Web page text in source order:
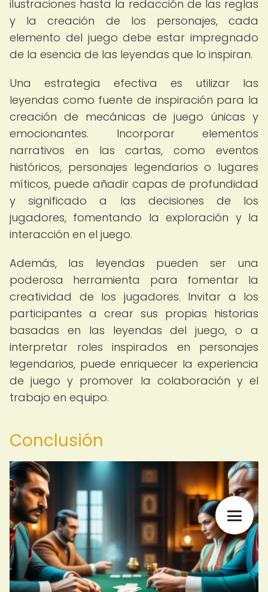
ilustraciones hasta la redacción de las reglas
y la creación de los personajes, cada
elemento del juego debe estar impregnado
de la esencia de las leyendas que lo inspiran.
Una estrategia efectiva es utilizar las
leyendas como fuente de inspiración para la
creación de mecánicas de juego únicas y
emocionantes. Incorporar elementos
narrativos en las cartas, como eventos
históricos, personajes legendarios o lugares
míticos, puede añadir capas de profundidad
y significado a las decisiones de los
jugadores, fomentando la exploración y la
interacción en el juego.
Además, las leyendas pueden ser una
poderosa herramienta para fomentar la
creatividad de los jugadores. Invitar a los
participantes a crear sus propias historias
basadas en las leyendas del juego, o a
interpretar roles inspirados en personajes
legendarios, puede enriquecer la experiencia
de juego y promover la colaboración y el
trabajo en equipo.
Conclusión